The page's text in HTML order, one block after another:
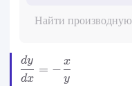
Найти производную
dx
dy
= −
y
x